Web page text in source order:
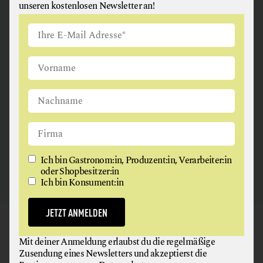
ANGUS & ARTHUR
FLEISCH + FLEISCHERZEUGNISSE
2326 Maria Lanzendorf
GAUMEN HOCH
NEWSLETTER
unseren kostenlosen Newsletter an!
Ich bin Gastronom:in, Produzent:in, Verarbeiter:in
oder Shopbesitzer:in
Ich bin Konsument:in
JETZT ANMELDEN
Mit deiner Anmeldung erlaubst du die regelmäßige
Zusendung eines Newsletters und akzeptierst die